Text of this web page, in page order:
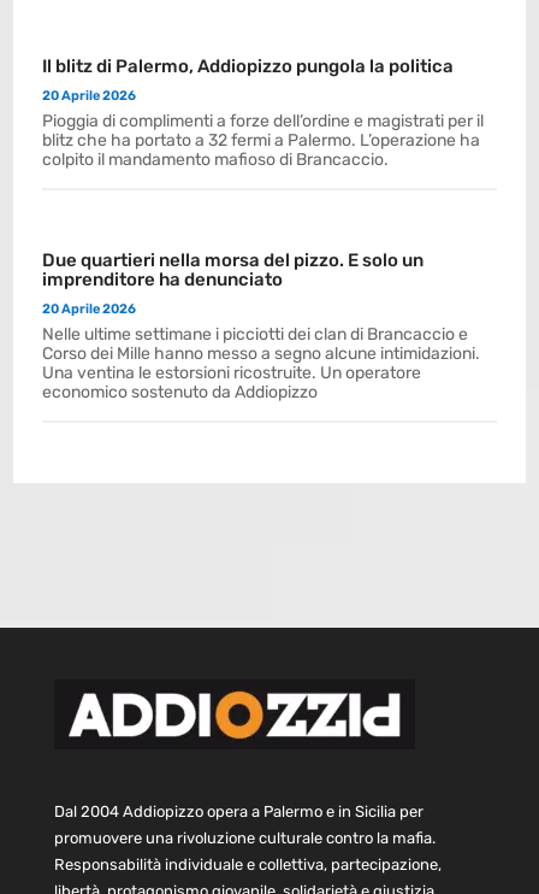
Il blitz di Palermo, Addiopizzo pungola la politica
20 Aprile 2026
Pioggia di complimenti a forze dell’ordine e magistrati per il
blitz che ha portato a 32 fermi a Palermo. L’operazione ha
colpito il mandamento mafioso di Brancaccio.
Due quartieri nella morsa del pizzo. E solo un
imprenditore ha denunciato
20 Aprile 2026
Nelle ultime settimane i picciotti dei clan di Brancaccio e
Corso dei Mille hanno messo a segno alcune intimidazioni.
Una ventina le estorsioni ricostruite. Un operatore
economico sostenuto da Addiopizzo
Dal 2004 Addiopizzo opera a Palermo e in Sicilia per
promuovere una rivoluzione culturale contro la mafia.
Responsabilità individuale e collettiva, partecipazione,